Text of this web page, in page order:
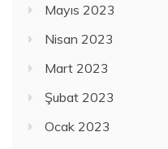
Mayıs 2023
Nisan 2023
Mart 2023
Şubat 2023
Ocak 2023